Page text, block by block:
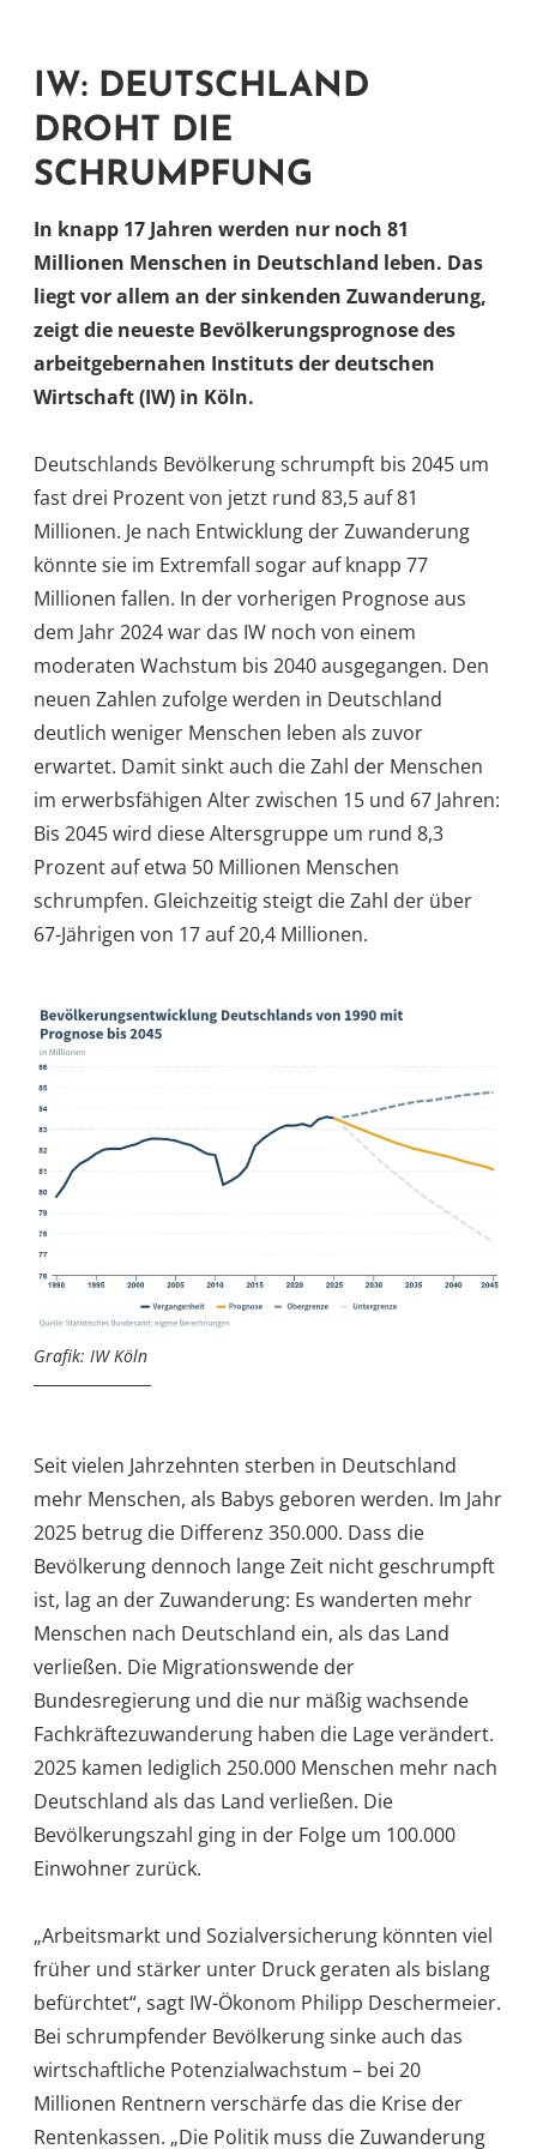
IW: DEUTSCHLAND
DROHT DIE
SCHRUMPFUNG
In knapp 17 Jahren werden nur noch 81
Millionen Menschen in Deutschland leben. Das
liegt vor allem an der sinkenden Zuwanderung,
zeigt die neueste Bevölkerungsprognose des
arbeitgebernahen Instituts der deutschen
Wirtschaft (IW) in Köln.
Deutschlands Bevölkerung schrumpft bis 2045 um
fast drei Prozent von jetzt rund 83,5 auf 81
Millionen. Je nach Entwicklung der Zuwanderung
könnte sie im Extremfall sogar auf knapp 77
Millionen fallen. In der vorherigen Prognose aus
dem Jahr 2024 war das IW noch von einem
moderaten Wachstum bis 2040 ausgegangen. Den
neuen Zahlen zufolge werden in Deutschland
deutlich weniger Menschen leben als zuvor
erwartet. Damit sinkt auch die Zahl der Menschen
im erwerbsfähigen Alter zwischen 15 und 67 Jahren:
Bis 2045 wird diese Altersgruppe um rund 8,3
Prozent auf etwa 50 Millionen Menschen
schrumpfen. Gleichzeitig steigt die Zahl der über
67-Jährigen von 17 auf 20,4 Millionen.
Grafik: IW Köln
Seit vielen Jahrzehnten sterben in Deutschland
mehr Menschen, als Babys geboren werden. Im Jahr
2025 betrug die Differenz 350.000. Dass die
Bevölkerung dennoch lange Zeit nicht geschrumpft
ist, lag an der Zuwanderung: Es wanderten mehr
Menschen nach Deutschland ein, als das Land
verließen. Die Migrationswende der
Bundesregierung und die nur mäßig wachsende
Fachkräftezuwanderung haben die Lage verändert.
2025 kamen lediglich 250.000 Menschen mehr nach
Deutschland als das Land verließen. Die
Bevölkerungszahl ging in der Folge um 100.000
Einwohner zurück.
„Arbeitsmarkt und Sozialversicherung könnten viel
früher und stärker unter Druck geraten als bislang
befürchtet“, sagt IW-Ökonom Philipp Deschermeier.
Bei schrumpfender Bevölkerung sinke auch das
wirtschaftliche Potenzialwachstum – bei 20
Millionen Rentnern verschärfe das die Krise der
Rentenkassen. „Die Politik muss die Zuwanderung